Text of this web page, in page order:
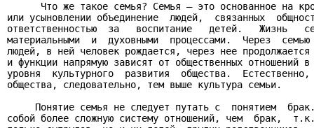
Что же такое семья? Семья — это основанное на
или усыновлении объединение  людей,  связанных
ответственностью  за   воспитание   детей.   Жизнь
материальными  и  духовными  процессами.  Через  семью
людей, в ней человек рождается, через нее
и функции напрямую зависят от общественных
уровня  культурного  развития  общества.
общества, следовательно, тем выше культура семьи.
Понятие семья не следует путать с  понятием
собой более сложную систему отношений, чем  брак,